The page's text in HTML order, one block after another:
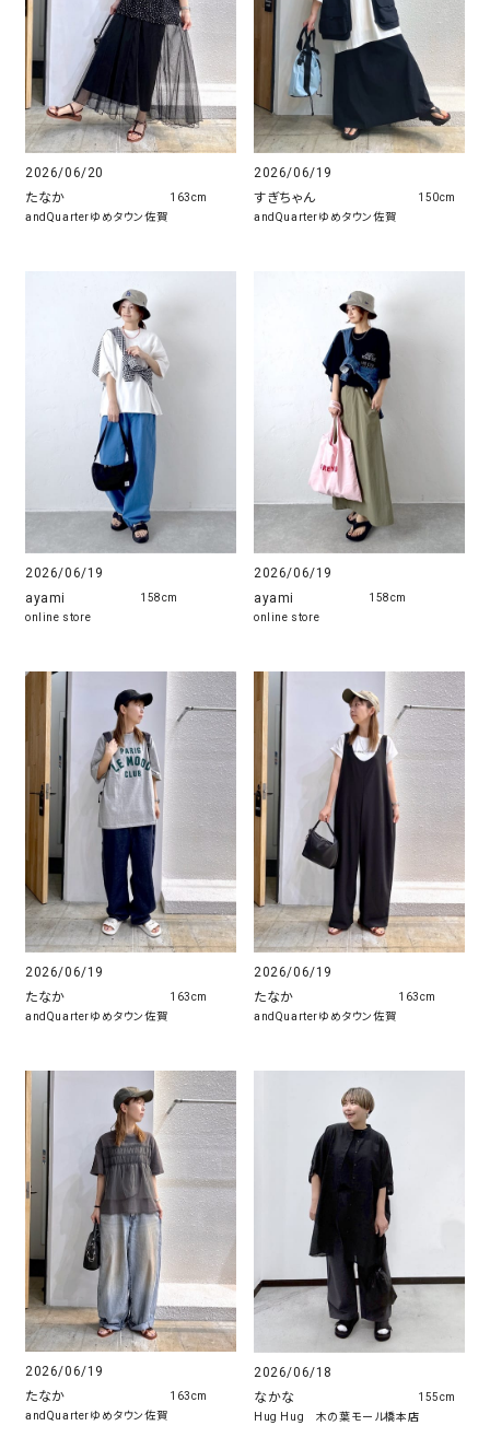
2026/06/20
たなか
andQuarterゆめタウン佐賀
163cm
2026/06/19
すぎちゃん
andQuarterゆめタウン佐賀
150cm
2026/06/19
ayami
online store
158cm
2026/06/19
ayami
online store
158cm
2026/06/19
たなか
andQuarterゆめタウン佐賀
163cm
2026/06/19
たなか
andQuarterゆめタウン佐賀
163cm
2026/06/19
たなか
andQuarterゆめタウン佐賀
163cm
2026/06/18
なかな
Hug Hug 木の葉モール橋本店
155cm